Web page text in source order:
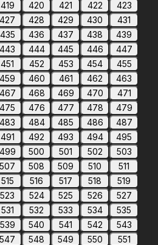
419 420 421 422
423
427 428 429 430
431
435 436 437 438
439
443 444 445 446
447
451 452 453 454
455
459 460 461 462
463
467 468 469 470
471
475 476 477 478
479
483 484 485 486
487
491 492 493 494
495
499 500 501 502
503
507 508 509 510
511
515 516 517 518
519
523 524 525 526
527
531 532 533 534
535
539 540 541 542
543
547 548 549 550
551